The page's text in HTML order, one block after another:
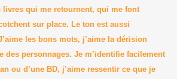
livres qui me retournent, qui me font
sur place. Le ton est aussi
les bons mots, j’aime la dérision
des personnages. Je m’identifie facilement
ou d’une BD, j’aime ressentir ce que je